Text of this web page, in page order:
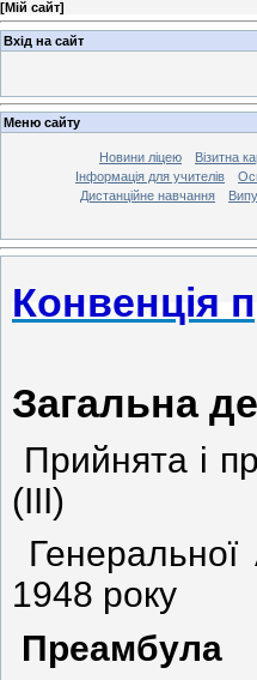
[Мій сайт]
Вхід на сайт
Меню сайту
Новини ліцею Візитна
Інформація для учителів
Дистанційне навчання
Конвенція
Загальна
Прийнята і
(III)
1948 року
Преамбула